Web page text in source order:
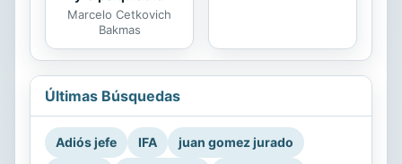
Marcelo Cetkovich
Bakmas
Últimas Búsquedas
Adiós jefe IFA
juan gomez jurado